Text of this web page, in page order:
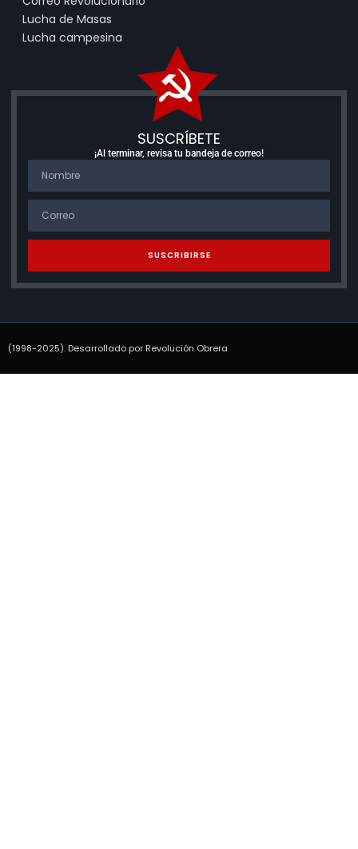
Lucha de Masas
Lucha campesina
SUSCRÍBETE
¡Al terminar, revisa tu bandeja de correo!
SUSCRIBIRSE
(1998-2025). Desarrollado por Revolución Obrera